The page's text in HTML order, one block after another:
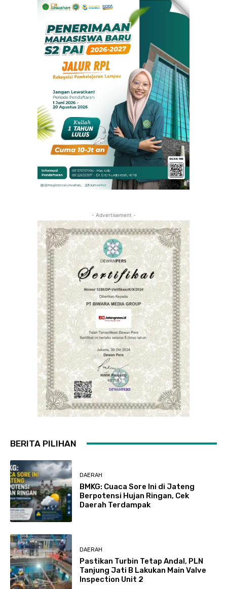
- Advertisement -
BERITA PILIHAN
DAERAH
BMKG: Cuaca Sore Ini di Jateng
Berpotensi Hujan Ringan, Cek
Daerah Terdampak
DAERAH
Pastikan Turbin Tetap Andal, PLN
Tanjung Jati B Lakukan Main Valve
Inspection Unit 2